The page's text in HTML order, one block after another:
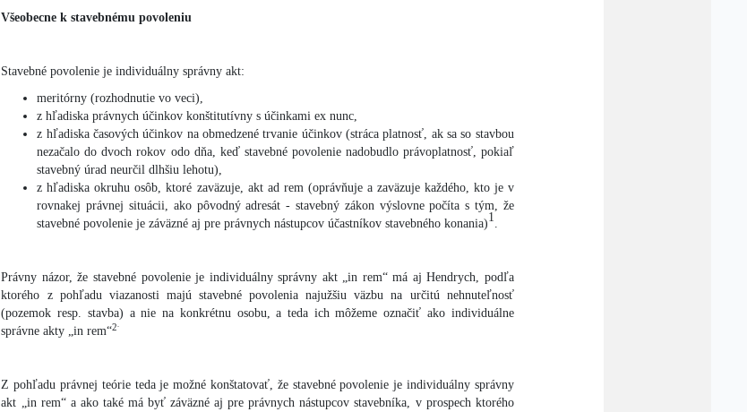
Všeobecne k stavebnému povoleniu
Stavebné povolenie je individuálny správny akt:
meritórny (rozhodnutie vo veci),
z hľadiska právnych účinkov konštitutívny s účinkami ex nunc,
z hľadiska časových účinkov na obmedzené trvanie účinkov (stráca platnosť, ak sa so stavbou
nezačalo do dvoch rokov odo dňa, keď stavebné povolenie nadobudlo právoplatnosť, pokiaľ
stavebný úrad neurčil dlhšiu lehotu),
z hľadiska okruhu osôb, ktoré zaväzuje, akt ad rem (oprávňuje a zaväzuje každého, kto je v
rovnakej právnej situácii, ako pôvodný adresát - stavebný zákon výslovne počíta s tým, že
stavebné povolenie je záväzné aj pre právnych nástupcov účastníkov stavebného konania)1
Právny názor, že stavebné povolenie je individuálny správny akt „in rem“ má aj Hendrych, podľa
ktorého z pohľadu viazanosti majú stavebné povolenia najužšiu väzbu na určitú nehnuteľnosť
(pozemok resp. stavba) a nie na konkrétnu osobu, a teda ich môžeme označiť ako individuálne
správne akty „in rem“2
Z pohľadu právnej teórie teda je možné konštatovať, že stavebné povolenie je individuálny správny
akt „in rem“ a ako také má byť záväzné aj pre právnych nástupcov stavebníka, v prospech ktorého